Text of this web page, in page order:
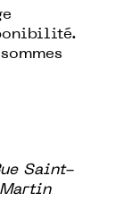
Saint-